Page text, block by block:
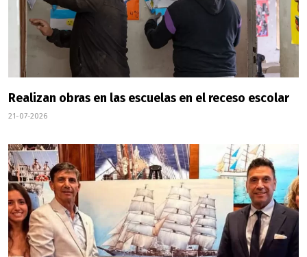
Realizan obras en las escuelas en el receso escolar
21-07-2026